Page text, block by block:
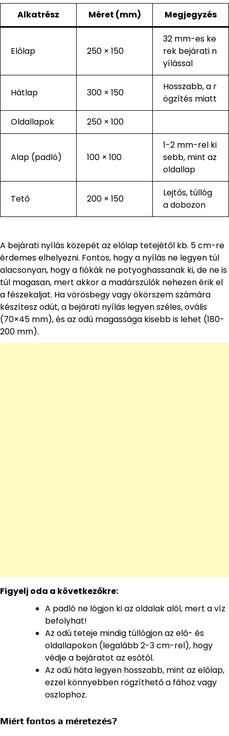
Alkatrész Méret (mm) Megjegyzés
Előlap 250 × 150
32 mm-es ke
rek bejárati n
yílással
Hátlap 300 × 150
Hosszabb, a r
ögzítés miatt
Oldallapok
250 × 100
Alap (padló) 100 × 100
1-2 mm-rel ki
sebb, mint az
oldallap
Tető 200 × 150
Lejtős, túllóg
a dobozon
A bejárati nyílás közepét az előlap tetejétől kb. 5 cm-re
érdemes elhelyezni. Fontos, hogy a nyílás ne legyen túl
alacsonyan, hogy a fiókák ne potyoghassanak ki, de ne is
túl magasan, mert akkor a madárszülők nehezen érik el
a fészekaljat. Ha vörösbegy vagy ökörszem számára
készítesz odút, a bejárati nyílás legyen széles, ovális
(70×45 mm), és az odú magassága kisebb is lehet (180-
200 mm).
Figyelj oda a következőkre:
A padló ne lógjon ki az oldalak alól, mert a víz
befolyhat!
Az odú teteje mindig túllógjon az elő- és
oldallapokon (legalább 2-3 cm-rel), hogy
védje a bejáratot az esőtől.
Az odú háta legyen hosszabb, mint az előlap,
ezzel könnyebben rögzíthető a fához vagy
oszlophoz.
Miért fontos a méretezés?